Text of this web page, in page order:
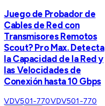
Juego de Probador de
Cables de Red con
Transmisores Remotos
Scout? Pro Max. Detecta
la Capacidad de la Red y
las Velocidades de
Conexión hasta 10 Gbps
VDV501-770VDV501-770